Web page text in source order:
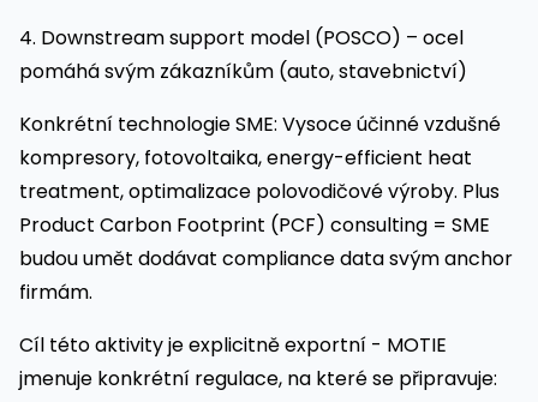
4. Downstream support model (POSCO) – ocel
pomáhá svým zákazníkům (auto, stavebnictví)
Konkrétní technologie SME: Vysoce účinné vzdušné
kompresory, fotovoltaika, energy-efficient heat
treatment, optimalizace polovodičové výroby. Plus
Product Carbon Footprint (PCF) consulting = SME
budou umět dodávat compliance data svým anchor
firmám.
Cíl této aktivity je explicitně exportní - MOTIE
jmenuje konkrétní regulace, na které se připravuje: